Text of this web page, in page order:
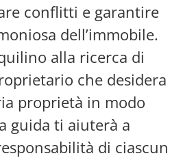
conflitti e garantire
dell’immobile.
alla ricerca di
che desidera
proprietà in modo
guida ti aiuterà a
di ciascun